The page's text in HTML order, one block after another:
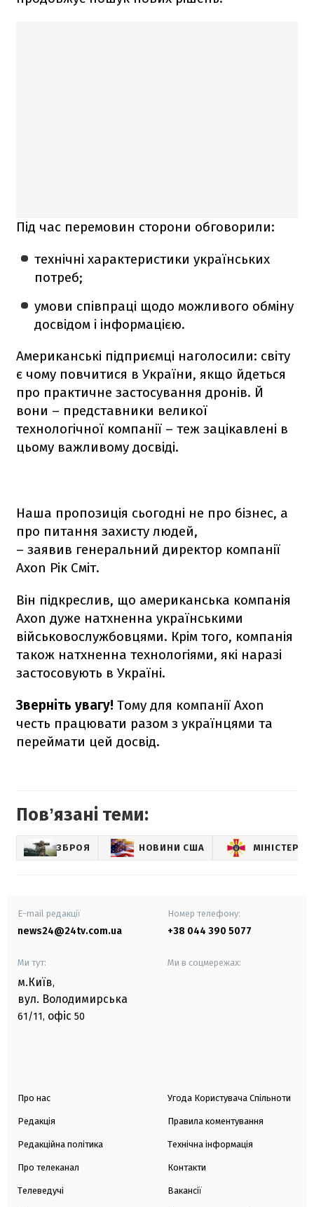
Під час перемовин сторони обговорили:
технічні характеристики українських
потреб;
умови співпраці щодо можливого обміну
досвідом і інформацією.
Американські підприємці наголосили: світу
є чому повчитися в України, якщо йдеться
про практичне застосування дронів. Й
вони – представники великої
технологічної компанії – теж зацікавлені в
цьому важливому досвіді.
Наша пропозиція сьогодні не про бізнес, а
про питання захисту людей,
– заявив генеральний директор компанії
Axon Рік Сміт.
Він підкреслив, що американська компанія
Axon дуже натхненна українськими
військовослужбовцями. Крім того, компанія
також натхненна технологіями, які наразі
застосовують в Україні.
Зверніть увагу! Тому для компанії Axon
честь працювати разом з українцями та
переймати цей досвід.
Повʼязані теми:
ЗБРОЯ НОВИНИ США
E-mail редакції
news24@24tv.com.ua
Номер телефону:
+38 044 390 5077
Ми тут:
м.Київ,
вул. Володимирська
61/11, офіс 50
Ми в соцмережах:
Про нас
Редакція
Редакційна політика
Про телеканал
Телеведучі
Угода Користувача Спільноти
Правила коментування
Технічна інформація
Контакти
Вакансії